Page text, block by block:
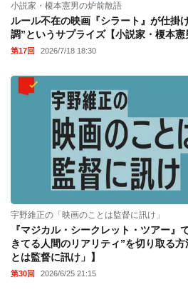
小説家・榎本憲男の炉前散語
ルール不在の映画『シラート』が仕掛
調”というサプライズ【小説家・榎本憲
第17回 2026/7/18 18:30
宇野維正の「映画のことは監督に訊け」
『マジカル・シークレット・ツアー』
きてる人間のリアリティ”を切り取る
とは監督に訊け」】
第30回 2026/6/25 21:15